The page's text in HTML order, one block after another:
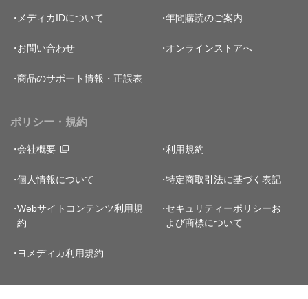
メディカIDについて 年間購読のご案内
お問い合わせ オンラインストアへ
商品のサポート情報・正誤表
ポリシー・規約
会社概要 利用規約
個人情報について 特定商取引法に基づく表記
Webサイトコンテンツ利用規
約
セキュリティーポリシーお
よび商標について
ヨメディカ利用規約